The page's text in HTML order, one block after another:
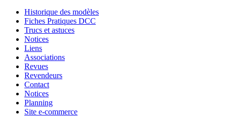
Historique des modèles
Fiches Pratiques DCC
Trucs et astuces
Notices
Liens
Associations
Revues
Revendeurs
Contact
Notices
Planning
Site e-commerce